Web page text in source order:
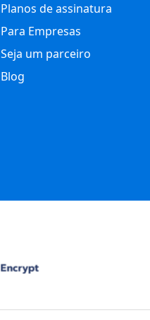
Planos de assinatura
Para Empresas
Seja um parceiro
Blog